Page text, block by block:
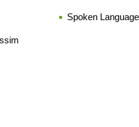
Spoken